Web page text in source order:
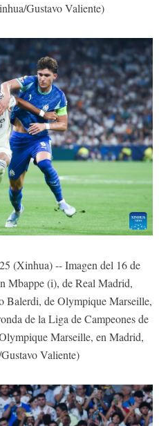
Gustavo Valiente)
(Xinhua) -- Imagen del 16 de
Mbappe (i), de Real Madrid,
Balerdi, de Olympique Marseille,
de la Liga de Campeones de
Marseille, en Madrid,
Valiente)